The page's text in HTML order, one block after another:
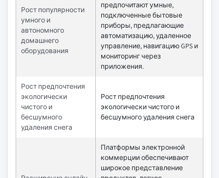
Рост популярности
умного и
автономного
домашнего
оборудования
предпочитают умные,
подключенные бытовые
приборы, предлагающие
автоматизацию, удаленное
управление, навигацию GPS и
мониторинг через
приложения.
Рост предпочтения
экологически
чистого и
бесшумного
удаления снега
Рост предпочтения
экологически чистого и
бесшумного удаления снега
Платформы электронной
коммерции обеспечивают
широкое представление